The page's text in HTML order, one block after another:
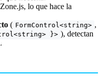
lo que hace la
( FormControl<string> ,
}> ), detectan